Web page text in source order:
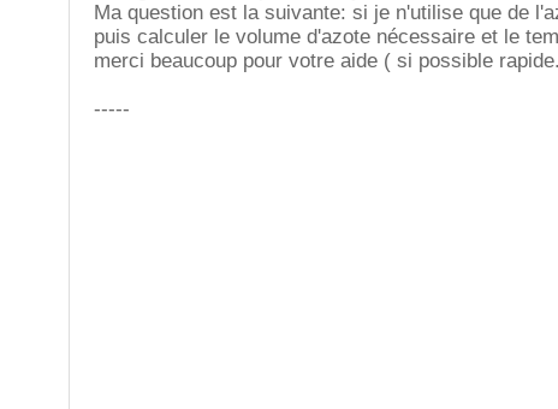
Ma question est la suivante: si je n'utilise que de
puis calculer le volume d'azote nécessaire et le
merci beaucoup pour votre aide ( si possible
-----